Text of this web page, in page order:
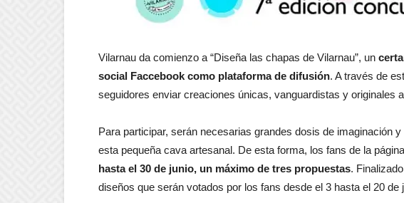
Vilarnau da comienzo a “Diseña las chapas de Vilarnau”, un
social Faccebook como plataforma de difusión. A través de
seguidores enviar creaciones únicas, vanguardistas y originales
Para participar, serán necesarias grandes dosis de imaginación
esta pequeña cava artesanal. De esta forma, los fans de la
hasta el 30 de junio, un máximo de tres propuestas.
diseños que serán votados por los fans desde el 3 hasta el 20 de